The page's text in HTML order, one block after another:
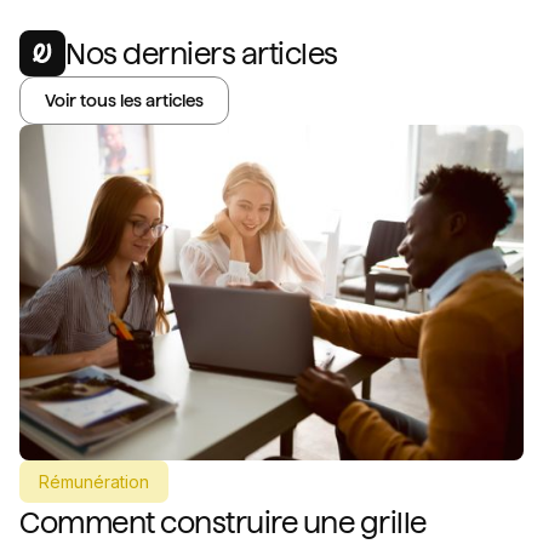
Nos derniers articles
Voir tous les articles
Rémunération
Comment construire une grille